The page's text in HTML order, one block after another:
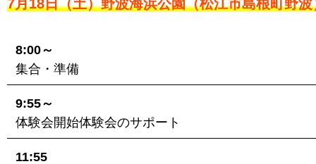
7月18日（土）野波海浜公園（松江市島根町野波
8:00～
集合・準備
9:55～
体験会開始体験会のサポート
11:55